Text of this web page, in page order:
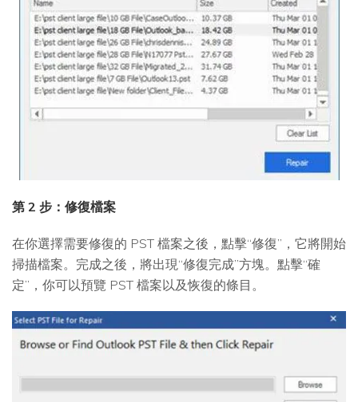
第 2 步：修復檔案
在你選擇需要修復的 PST 檔案之後，點擊“修復”，它將開始
掃描檔案。完成之後，將出現“修復完成”方塊。點擊“確
定”，你可以預覽 PST 檔案以及恢復的條目。